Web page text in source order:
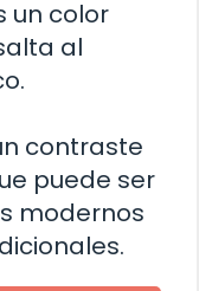
un color
al
contraste
puede ser
modernos